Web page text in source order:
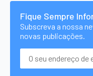
Fique Sempre
Subscreva a nossa
novas publicações.